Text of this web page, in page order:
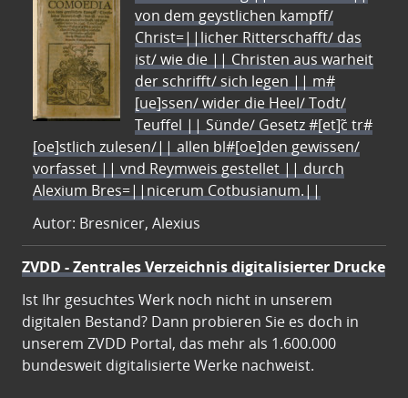
von dem geystlichen kampff/
Christ=||licher Ritterschafft/ das
ist/ wie die || Christen aus warheit
der schrifft/ sich legen || m#
[ue]ssen/ wider die Heel/ Todt/
Teuffel || Sünde/ Gesetz #[et]c̃ tr#
[oe]stlich zulesen/|| allen bl#[oe]den gewissen/
vorfasset || vnd Reymweis gestellet || durch
Alexium Bres=||nicerum Cotbusianum.||
Autor: Bresnicer, Alexius
ZVDD - Zentrales Verzeichnis digitalisierter Drucke
Ist Ihr gesuchtes Werk noch nicht in unserem
digitalen Bestand? Dann probieren Sie es doch in
unserem ZVDD Portal, das mehr als 1.600.000
bundesweit digitalisierte Werke nachweist.